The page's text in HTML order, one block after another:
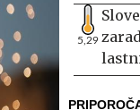
5,29